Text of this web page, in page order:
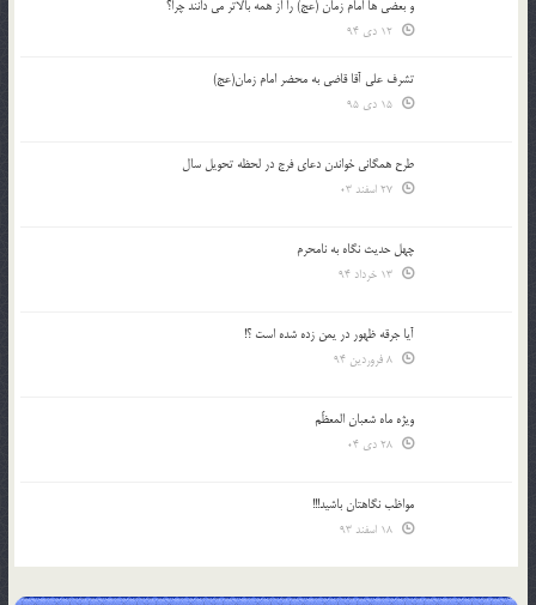
و بعضي ها امام زمان (عج) را از همه بالاتر مي دانند چرا؟
تشرف علي آقا قاضي به محضر امام زمان(عج)
طرح همگانی خواندن دعای فرج در لحظه تحویل سال
چهل حدیث نگاه به نامحرم
آیا جرقه ظهور در یمن زده شده است ؟!
ویژه ماه شعبان المعظّم
مواظب نگاهتان باشید!!!